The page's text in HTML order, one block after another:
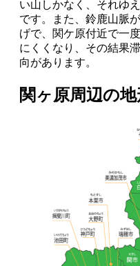
い山しかなく、それゆ
です。また、鈴鹿山脈
げで、関ケ原付近で一
にくくなり、その結果
向があります。
関ヶ原周辺の地